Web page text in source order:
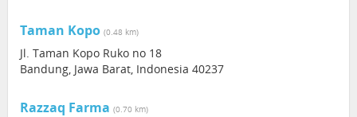
Taman Kopo (0.48 km)
Jl. Taman Kopo Ruko no 18
Bandung, Jawa Barat, Indonesia 40237
Razzaq Farma (0.70 km)